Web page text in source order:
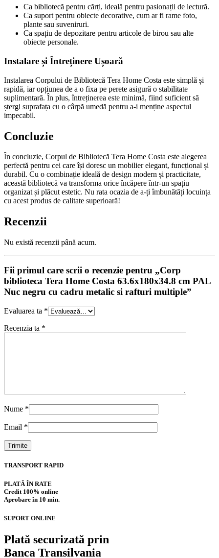
Ca bibliotecă pentru cărți, ideală pentru pasionații de lectură.
Ca suport pentru obiecte decorative, cum ar fi rame foto,
plante sau suveniruri.
Ca spațiu de depozitare pentru articole de birou sau alte
obiecte personale.
Instalare și Întreținere Ușoară
Instalarea Corpului de Bibliotecă Tera Home Costa este simplă și
rapidă, iar opțiunea de a o fixa pe perete asigură o stabilitate
suplimentară. În plus, întreținerea este minimă, fiind suficient să
ștergi suprafața cu o cârpă umedă pentru a-i menține aspectul
impecabil.
Concluzie
În concluzie, Corpul de Bibliotecă Tera Home Costa este alegerea
perfectă pentru cei care își doresc un mobilier elegant, funcțional și
durabil. Cu o combinație ideală de design modern și practicitate,
această bibliotecă va transforma orice încăpere într-un spațiu
organizat și plăcut estetic. Nu rata ocazia de a-ți îmbunătăți locuința
cu acest produs de calitate superioară!
Recenzii
Nu există recenzii până acum.
Fii primul care scrii o recenzie pentru „Corp
biblioteca Tera Home Costa 63.6x180x34.8 cm PAL
Nuc negru cu cadru metalic si rafturi multiple”
Evaluarea ta *
Recenzia ta *
Nume *
Email *
TRANSPORT RAPID
PLATĂ ÎN RATE
Credit 100% online
Aprobare în 10 min.
SUPORT ONLINE
Plată securizată prin
Banca Transilvania